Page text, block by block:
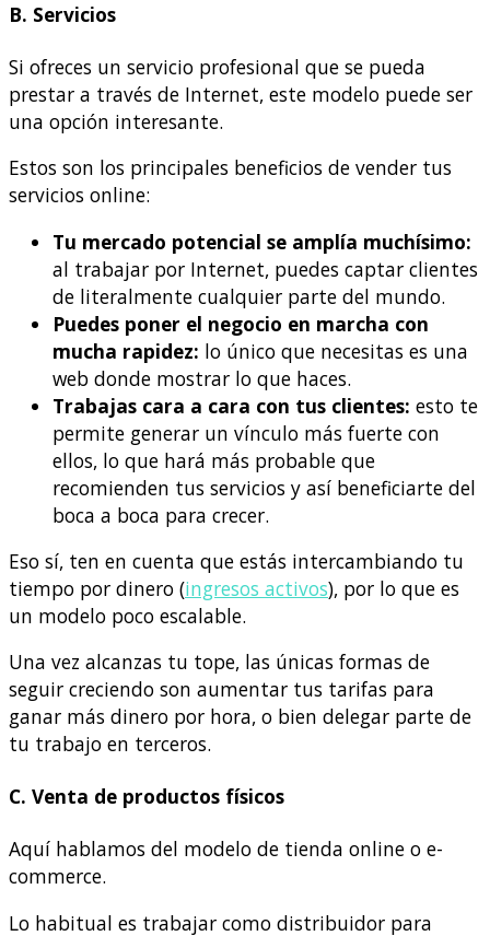
B. Servicios
Si ofreces un servicio profesional que se pueda
prestar a través de Internet, este modelo puede ser
una opción interesante.
Estos son los principales beneficios de vender tus
servicios online:
Tu mercado potencial se amplía muchísimo:
al trabajar por Internet, puedes captar clientes
de literalmente cualquier parte del mundo.
Puedes poner el negocio en marcha con
mucha rapidez: lo único que necesitas es una
web donde mostrar lo que haces.
Trabajas cara a cara con tus clientes: esto te
permite generar un vínculo más fuerte con
ellos, lo que hará más probable que
recomienden tus servicios y así beneficiarte del
boca a boca para crecer.
Eso sí, ten en cuenta que estás intercambiando tu
tiempo por dinero (ingresos activos), por lo que es
un modelo poco escalable.
Una vez alcanzas tu tope, las únicas formas de
seguir creciendo son aumentar tus tarifas para
ganar más dinero por hora, o bien delegar parte de
tu trabajo en terceros.
C. Venta de productos físicos
Aquí hablamos del modelo de tienda online o e-
commerce.
Lo habitual es trabajar como distribuidor para